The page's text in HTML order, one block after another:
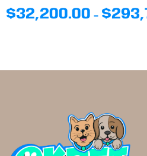
$32,200.00 - $